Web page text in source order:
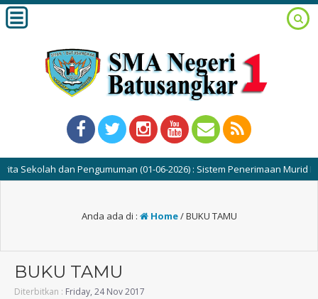
dan Pengumuman (01-06-2026) : Sistem Penerimaan Murid
Anda ada di : Home/BUKU TAMU
BUKU TAMU
Diterbitkan : Friday, 24 Nov 2017